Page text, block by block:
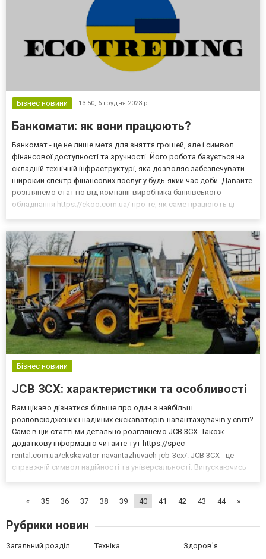
Бізнес новини 13:50, 6 грудня 2023 р.
Банкомати: як вони працюють?
Банкомат - це не лише мета для зняття грошей, але і символ
фінансової доступності та зручності. Його робота базується на
складній технічній інфраструктурі, яка дозволяє забезпечувати
широкий спектр фінансових послуг у будь-який час доби. Давайте
розглянемо статтю від компанії-виробника банківського
обладнання https://ekoo.com.ua/ про те, як саме працюють ці
Бізнес новини
JCB 3CX: характеристики та особливості
Вам цікаво дізнатися більше про один з найбільш
розповсюджених і надійних екскаваторів-навантажувачів у світі?
Саме в цій статті ми детально розглянемо JCB 3CX. Також
додаткову інформацію читайте тут https://spec-
rental.com.ua/ekskavator-navantazhuvach-jcb-3cx/. JCB 3CX - це
справжній символ надійності та універсальності. Випускаючись
JCB 3C...
« 35 36 37 38 39 40 41 42 43 44 »
Рубрики новин
Загальний розділ Техніка Здоров'я